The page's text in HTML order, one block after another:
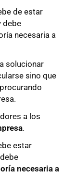
de estar
debe
necesaria a
solucionar
sino que
a los
.
estar
necesaria a